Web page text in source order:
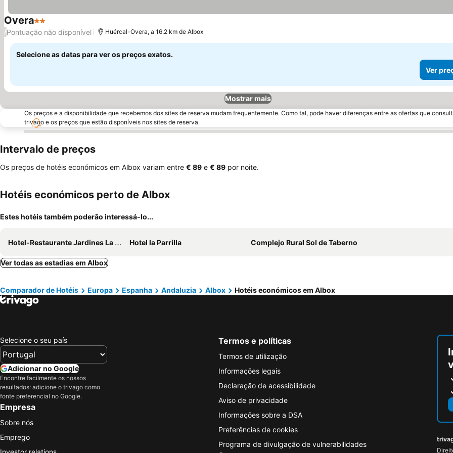
Overa2 Estrelas
/Pontuação não disponível Huércal-Overa, a 16.2 km de Albox
Selecione as datas para ver os preços exatos.
Ver
Mostrar mais
Os preços e a disponibilidade que recebemos dos sites de reserva mudam frequentemente. Como tal, pode haver diferenças entre as ofertas que
trivago e os preços que estão disponíveis nos sites de reserva.
Intervalo de preços
Os preços de hotéis económicos em Albox variam entre ‎€ 89 e ‎€ 89 por noite.
Hotéis económicos perto de Albox
Estes hotéis também poderão interessá-lo...
Hotel-Restaurante Jardines La Tejera Hotel la Parrilla Complejo Rural Sol de Taberno
Ver todas as estadias em Albox
Comparador de Hotéis Europa Espanha Andaluzia Albox Hotéis económicos em Albox
Selecione o seu país
Adicionar no Google
Encontre facilmente os nossos
resultados: adicione o trivago como
fonte preferencial no Google.
Empresa
Sobre nós
Emprego
Termos e políticas
Termos de utilização
Informações legais
Declaração de acessibilidade
Aviso de privacidade
Informações sobre a DSA
Preferências de cookies
Programa de divulgação de vulnerabilidades